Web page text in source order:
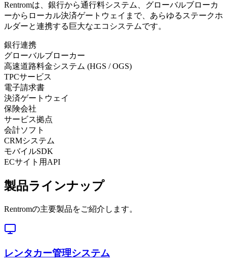
Rentromは、銀行から通行料システム、グローバルブローカ
ーからローカル決済ゲートウェイまで、あらゆるステークホ
ルダーと連携する巨大なエコシステムです。
銀行連携
グローバルブローカー
高速道路料金システム (HGS / OGS)
TPCサービス
電子請求書
決済ゲートウェイ
保険会社
サービス拠点
会計ソフト
CRMシステム
モバイルSDK
ECサイト用API
製品ラインナップ
Rentromの主要製品をご紹介します。
レンタカー管理システム